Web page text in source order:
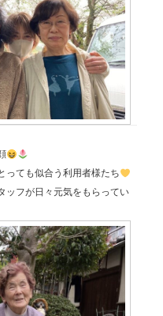
っても似合う利用者様たち
ッフが日々元気をもらってい